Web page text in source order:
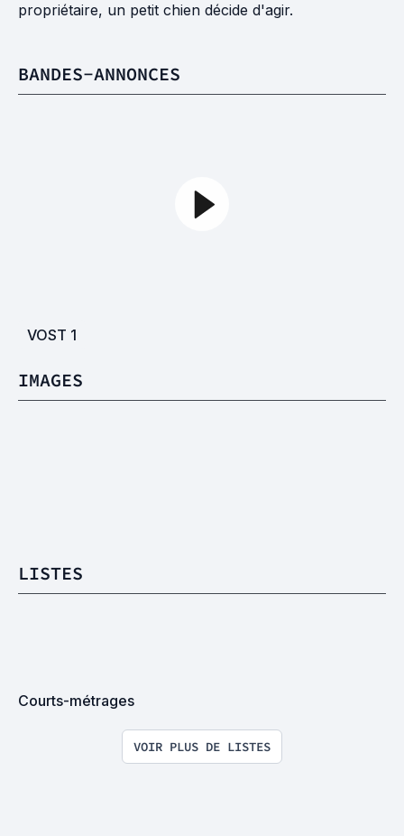
propriétaire, un petit chien décide d'agir.
BANDES-ANNONCES
VOST 1
IMAGES
LISTES
Courts-métrages
VOIR PLUS DE LISTES